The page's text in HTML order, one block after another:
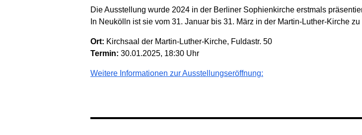
Die Ausstellung wurde 2024 in der Berliner Sophienkirche erstmals
In Neukölln ist sie vom 31. Januar bis 31. März in der Martin-Luther-Kirche
Ort: Kirchsaal der Martin-Luther-Kirche, Fuldastr. 50
Termin: 30.01.2025, 18:30 Uhr
Weitere Informationen zur Ausstellungseröffnung: